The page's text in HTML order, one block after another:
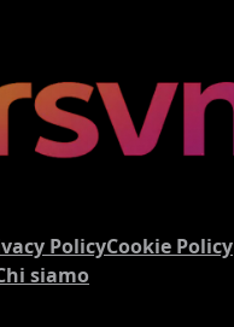
PolicyCookie Policy
siamo